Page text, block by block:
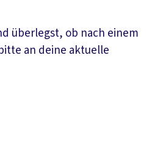
überlegst, ob nach einem
an deine aktuelle